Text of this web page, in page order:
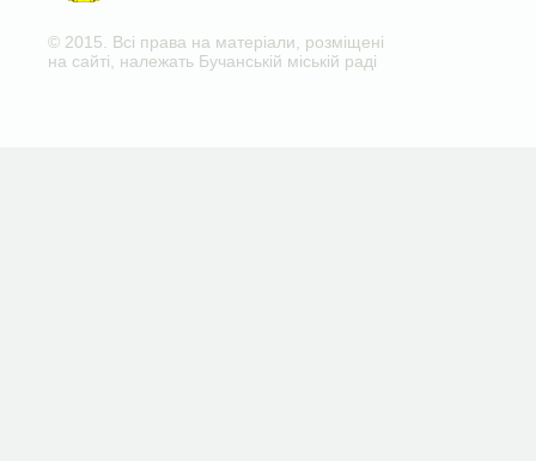
© 2015. Всі права на матеріали, розміщені
на сайті, належать Бучанській міській раді